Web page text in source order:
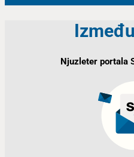
Njuzleter portala